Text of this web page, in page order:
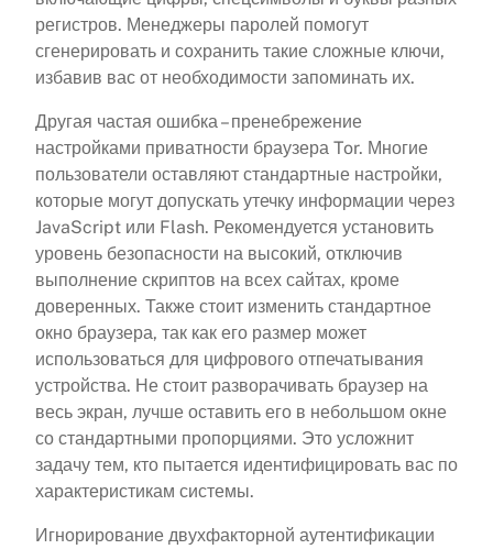
регистров. Менеджеры паролей помогут
сгенерировать и сохранить такие сложные ключи,
избавив вас от необходимости запоминать их.
Другая частая ошибка – пренебрежение
настройками приватности браузера Tor. Многие
пользователи оставляют стандартные настройки,
которые могут допускать утечку информации через
JavaScript или Flash. Рекомендуется установить
уровень безопасности на высокий, отключив
выполнение скриптов на всех сайтах, кроме
доверенных. Также стоит изменить стандартное
окно браузера, так как его размер может
использоваться для цифрового отпечатывания
устройства. Не стоит разворачивать браузер на
весь экран, лучше оставить его в небольшом окне
со стандартными пропорциями. Это усложнит
задачу тем, кто пытается идентифицировать вас по
характеристикам системы.
Игнорирование двухфакторной аутентификации